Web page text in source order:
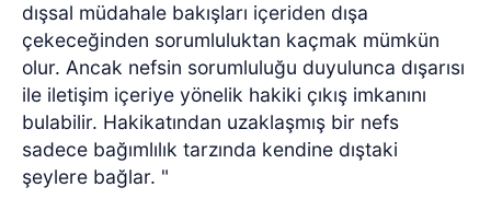
dışsal müdahale bakışları içeriden dışa
çekeceğinden sorumluluktan kaçmak mümkün
olur. Ancak nefsin sorumluluğu duyulunca dışarısı
ile iletişim içeriye yönelik hakiki çıkış imkanını
bulabilir. Hakikatından uzaklaşmış bir nefs
sadece bağımlılık tarzında kendine dıştaki
şeylere bağlar. "